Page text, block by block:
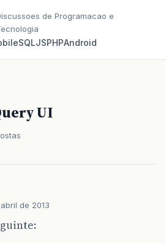
de Programacao e
SQLJSPHPAndroid
UI
de 2013